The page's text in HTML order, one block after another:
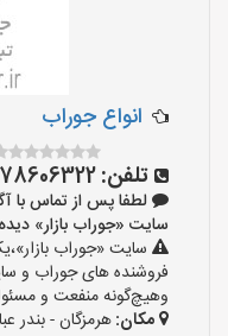
انواع جوراب
تلفن:
لطفا پس از تماس با
سایت «جوراب بازار» دیده ام و کد
سایت «جوراب
فروشنده های جوراب و
وهیچ‌گونه منفعت و
مکان:هرمزگان - بندر